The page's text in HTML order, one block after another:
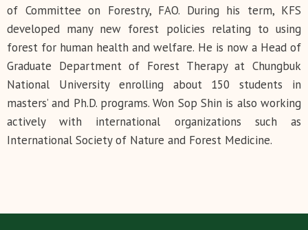
of Committee on Forestry, FAO. During his term, KFS
developed many new forest policies relating to using
forest for human health and welfare. He is now a Head of
Graduate Department of Forest Therapy at Chungbuk
National University enrolling about 150 students in
masters’ and Ph.D. programs. Won Sop Shin is also working
actively with international organizations such as
International Society of Nature and Forest Medicine.